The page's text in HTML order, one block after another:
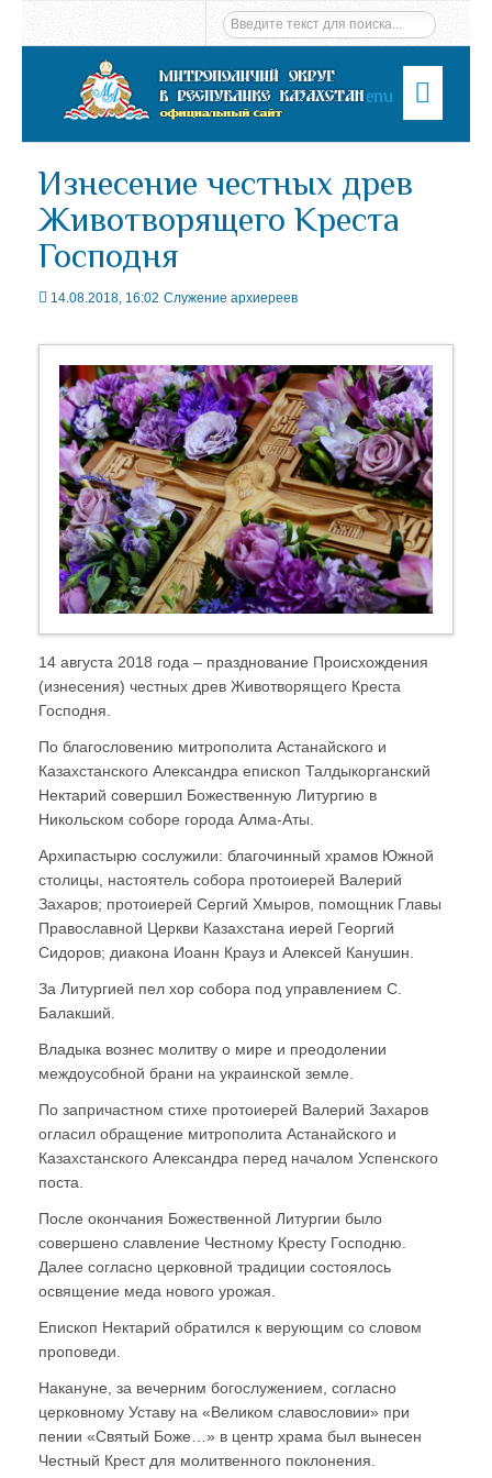
Menu
Изнесение честных древ
Животворящего Креста
Господня
14.08.2018, 16:02 Служение архиереев
14 августа 2018 года – празднование Происхождения
(изнесения) честных древ Животворящего Креста
Господня.
По благословению митрополита Астанайского и
Казахстанского Александра епископ Талдыкорганский
Нектарий совершил Божественную Литургию в
Никольском соборе города Алма-Аты.
Архипастырю сослужили: благочинный храмов Южной
столицы, настоятель собора протоиерей Валерий
Захаров; протоиерей Сергий Хмыров, помощник Главы
Православной Церкви Казахстана иерей Георгий
Сидоров; диакона Иоанн Крауз и Алексей Канушин.
За Литургией пел хор собора под управлением С.
Балакший.
Владыка вознес молитву о мире и преодолении
междоусобной брани на украинской земле.
По запричастном стихе протоиерей Валерий Захаров
огласил обращение митрополита Астанайского и
Казахстанского Александра перед началом Успенского
поста.
После окончания Божественной Литургии было
совершено славление Честному Кресту Господню.
Далее согласно церковной традиции состоялось
освящение меда нового урожая.
Епископ Нектарий обратился к верующим со словом
проповеди.
Накануне, за вечерним богослужением, согласно
церковному Уставу на «Великом славословии» при
пении «Святый Боже…» в центр храма был вынесен
Честный Крест для молитвенного поклонения.